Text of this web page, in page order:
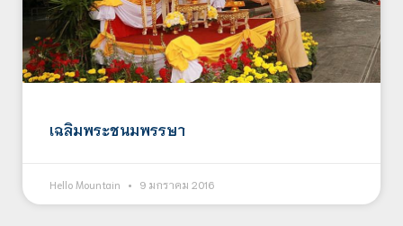
เฉลิมพระชนมพรรษา
Hello Mountain 9 มกราคม 2016